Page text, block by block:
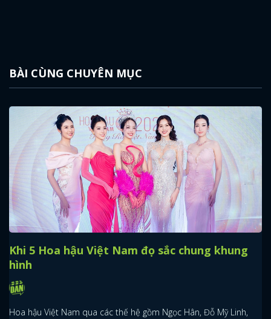
BÀI CÙNG CHUYÊN MỤC
Khi 5 Hoa hậu Việt Nam đọ sắc chung khung
hình
Hoa hậu Việt Nam qua các thế hệ gồm Ngọc Hân, Đỗ Mỹ Linh,